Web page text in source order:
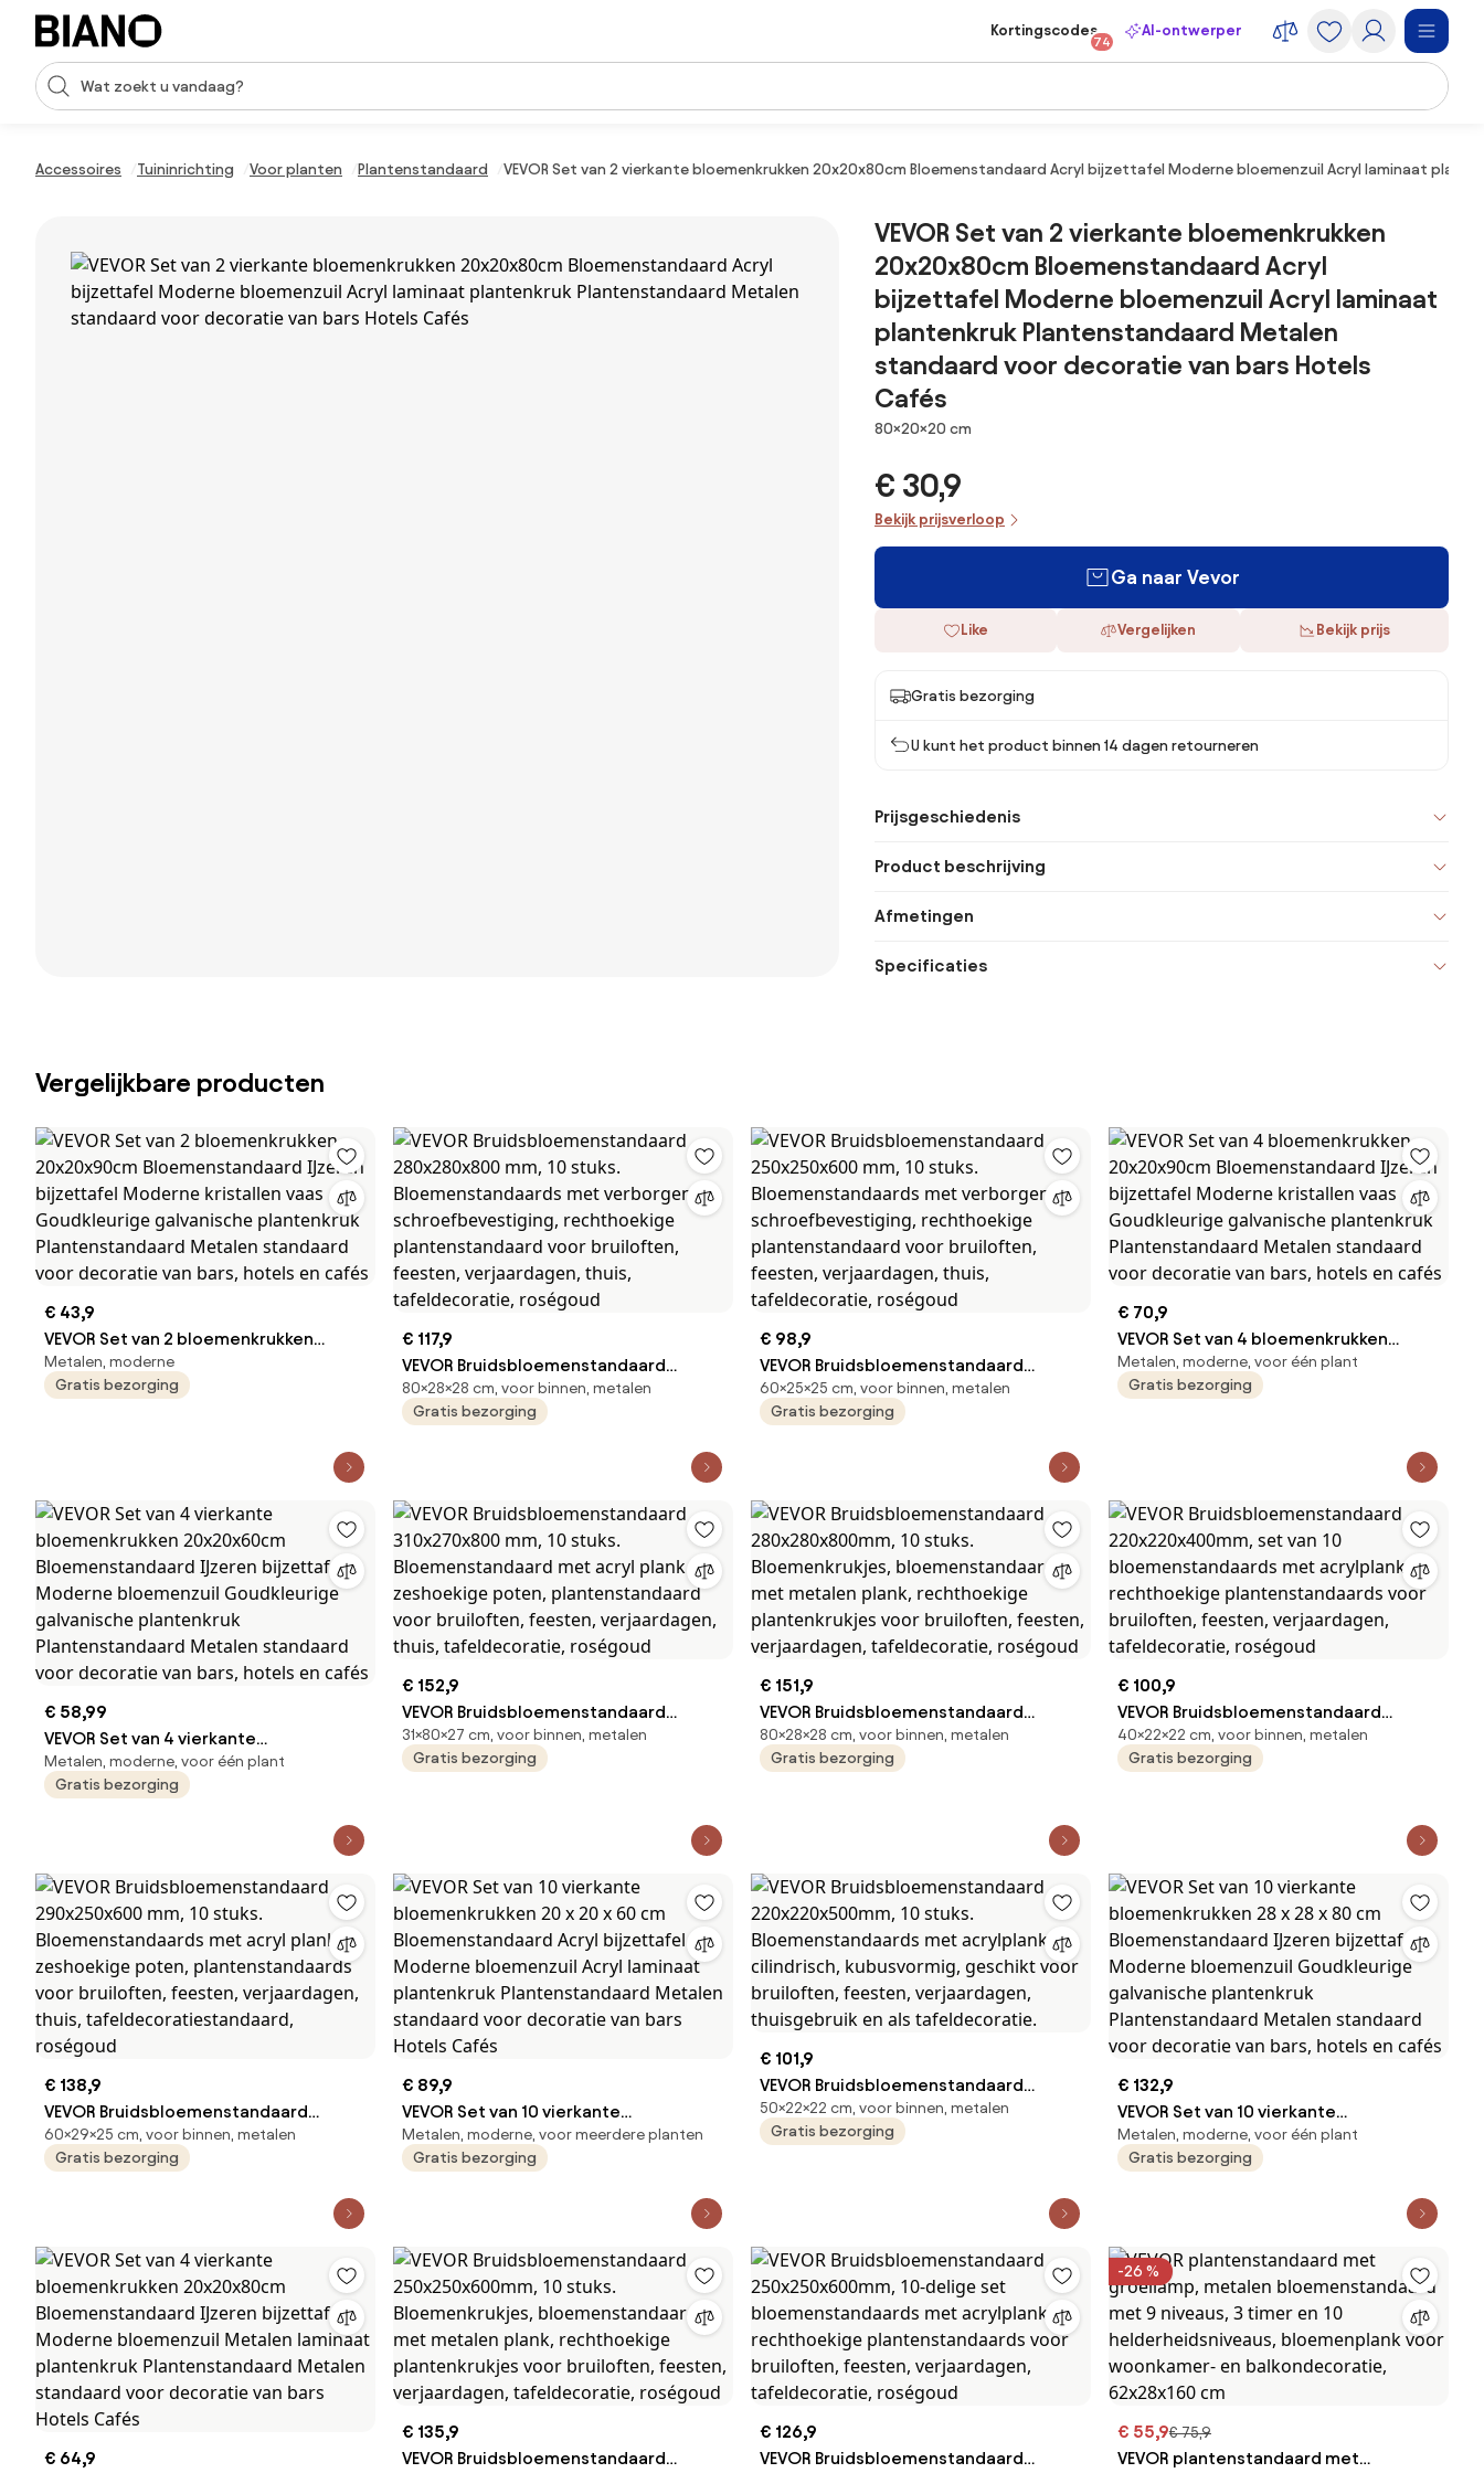
Navigatie overslaan, naar inhoud springen
Zoekopdracht invoeren
Kortingscodes
74
AI-ontwerper
Accessoires Tuininrichting Voor planten Plantenstandaard VEVOR Set van 2 vierkante bloemenkrukken 20x20x80cm Bloemenstandaard Acryl bijzettafel Moderne bloemenzuil Acryl laminaat
VEVOR Set van 2 vierkante bloemenkrukken
20x20x80cm Bloemenstandaard Acryl
bijzettafel Moderne bloemenzuil Acryl laminaat
plantenkruk Plantenstandaard Metalen
standaard voor decoratie van bars Hotels
Cafés
Afmetingen
80×20×20 cm
€ 30,9
Bekijk prijsverloop
Ga naar Vevor
Like Vergelijken Bekijk prijs
Gratis bezorging
U kunt het product binnen 14 dagen retourneren
Prijsgeschiedenis
Product beschrijving
Afmetingen
Specificaties
Vergelijkbare producten
€ 43,9
VEVOR Set van 2 bloemenkrukken
20x20x90cm Bloemenstandaard
IJzeren bijzettafel Moderne kristallen
hotels en cafés
Metalen, moderne
Gratis bezorging
€ 117,9
VEVOR Bruidsbloemenstandaard
280x280x800 mm, 10 stuks.
Bloemenstandaards met verborgen
feesten, verjaardagen, thuis,
tafeldecoratie, roségoud
80×28×28 cm, voor binnen, metalen
Gratis bezorging
€ 98,9
VEVOR Bruidsbloemenstandaard
250x250x600 mm, 10 stuks.
Bloemenstandaards met verborgen
feesten, verjaardagen, thuis,
tafeldecoratie, roségoud
60×25×25 cm, voor binnen, metalen
Gratis bezorging
€ 70,9
VEVOR Set van 4 bloemenkrukken
20x20x90cm Bloemenstandaard
IJzeren bijzettafel Moderne kristallen
hotels en cafés
Metalen, moderne, voor één plant
Gratis bezorging
€ 58,99
VEVOR Set van 4 vierkante
bloemenkrukken 20x20x60cm
Bloemenstandaard IJzeren bijzettafel
Plantenstandaard Metalen standaard
voor decoratie van bars, hotels en
cafés
Metalen, moderne, voor één plant
Gratis bezorging
€ 152,9
VEVOR Bruidsbloemenstandaard
310x270x800 mm, 10 stuks.
Bloemenstandaard met acryl plank en
31×80×27 cm, voor binnen, metalen
Gratis bezorging
€ 151,9
VEVOR Bruidsbloemenstandaard
280x280x800mm, 10 stuks.
Bloemenkrukjes, bloemenstandaards
feesten, verjaardagen, tafeldecoratie,
roségoud
80×28×28 cm, voor binnen, metalen
Gratis bezorging
€ 100,9
VEVOR Bruidsbloemenstandaard
220x220x400mm, set van 10
bloemenstandaards met acrylplank,
40×22×22 cm, voor binnen, metalen
Gratis bezorging
€ 138,9
VEVOR Bruidsbloemenstandaard
290x250x600 mm, 10 stuks.
Bloemenstandaards met acryl plank en
voor bruiloften, feesten, verjaardagen,
thuis, tafeldecoratiestandaard,
roségoud
60×29×25 cm, voor binnen, metalen
Gratis bezorging
€ 89,9
VEVOR Set van 10 vierkante
bloemenkrukken 20 x 20 x 60 cm
Bloemenstandaard Acryl bijzettafel
plantenkruk Plantenstandaard Metalen
standaard voor decoratie van bars
Hotels Cafés
Metalen, moderne, voor meerdere planten
Gratis bezorging
€ 101,9
VEVOR Bruidsbloemenstandaard
220x220x500mm, 10 stuks.
Bloemenstandaards met acrylplank,
50×22×22 cm, voor binnen, metalen
Gratis bezorging
€ 132,9
VEVOR Set van 10 vierkante
bloemenkrukken 28 x 28 x 80 cm
Bloemenstandaard IJzeren bijzettafel
Plantenstandaard Metalen standaard
voor decoratie van bars, hotels en
cafés
Metalen, moderne, voor één plant
Gratis bezorging
€ 64,9
€ 135,9
VEVOR Bruidsbloemenstandaard
€ 126,9
VEVOR Bruidsbloemenstandaard
-26 %
€ 55,9€ 75,9
VEVOR plantenstandaard met